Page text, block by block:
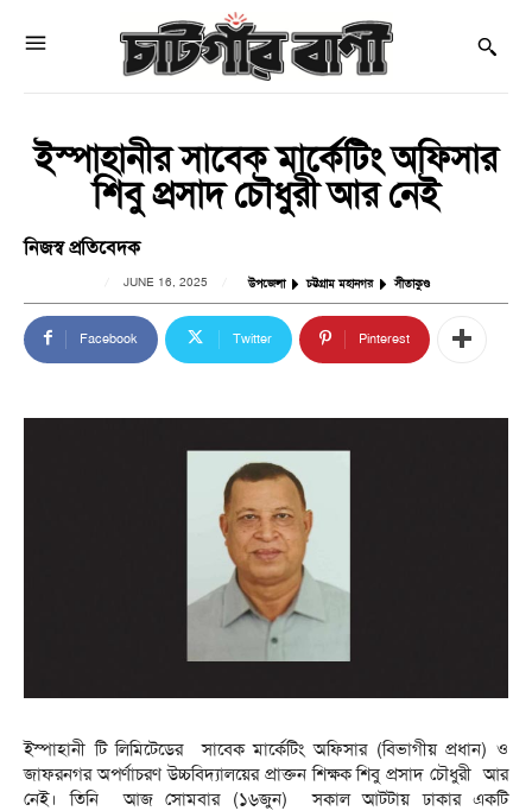
ইস্পাহানীর সাবেক মার্কেটিং অফিসার
শিবু প্রসাদ চৌধুরী আর নেই
নিজস্ব প্রতিবেদক
JUNE 16, 2025 উপজেলা চট্টগ্রাম মহানগর সীতাকুণ্ড
Facebook Twitter Pinterest
ইস্পাহানী টি লিমিটেডের সাবেক মার্কেটিং অফিসার (বিভাগীয় প্রধান) ও
জাফরনগর অপর্ণাচরণ উচ্চবিদ্যালয়ের প্রাক্তন শিক্ষক শিবু প্রসাদ চৌধুরী আর
নেই। তিনি আজ সোমবার (১৬জুন) সকাল আটটায় ঢাকার একটি